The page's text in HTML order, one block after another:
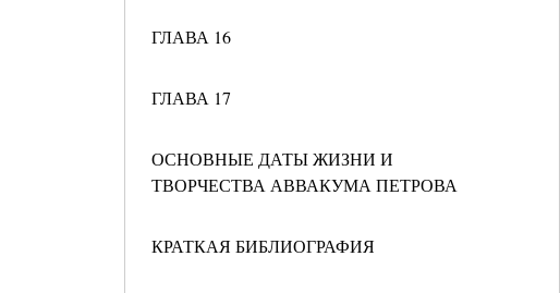
ГЛАВА 16
ГЛАВА 17
ОСНОВНЫЕ ДАТЫ ЖИЗНИ И
ТВОРЧЕСТВА АВВАКУМА ПЕТРОВА
КРАТКАЯ БИБЛИОГРАФИЯ